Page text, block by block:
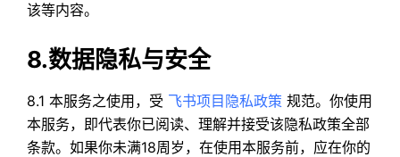
该等内容。
8.数据隐私与安全
8.1 本服务之使用，受 飞书项目隐私政策 规范。你使用
本服务，即代表你已阅读、理解并接受该隐私政策全部
条款。如果你未满18周岁，在使用本服务前，应在你的